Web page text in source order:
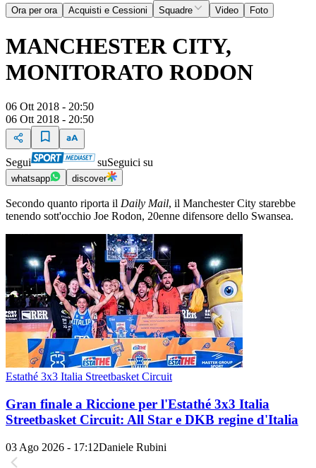
Ora per ora Acquisti e Cessioni Squadre Video Foto
MANCHESTER CITY,
MONITORATO RODON
06 Ott 2018 - 20:50
06 Ott 2018 - 20:50
Segui suSeguici su
whatsapp discover
Secondo quanto riporta il Daily Mail, il Manchester City starebbe
tenendo sott'occhio Joe Rodon, 20enne difensore dello Swansea.
Estathé 3x3 Italia Streetbasket Circuit
Gran finale a Riccione per l'Estathé 3x3 Italia
Streetbasket Circuit: All Star e DKB regine d'Italia
03 Ago 2026 - 17:12Daniele Rubini